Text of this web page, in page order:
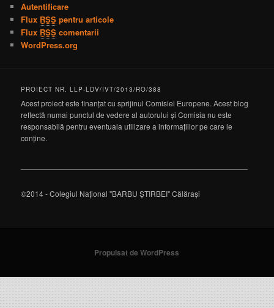
Autentificare
Flux RSS pentru articole
Flux RSS comentarii
WordPress.org
PROIECT NR. LLP-LDV/IVT/2013/RO/388
Acest proiect este finanțat cu sprijinul Comisiei Europene. Acest blog
reflectă numai punctul de vedere al autorului și Comisia nu este
responsabilă pentru eventuala utilizare a informațiilor pe care le
conține.
©2014 - Colegiul Național "BARBU ȘTIRBEI" Călărași
Propulsat de WordPress